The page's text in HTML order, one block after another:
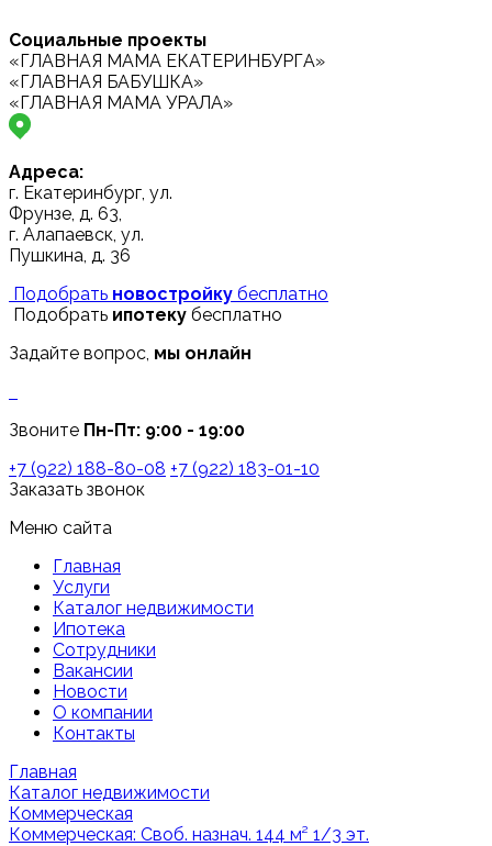
Социальные проекты
«ГЛАВНАЯ МАМА ЕКАТЕРИНБУРГА»
«ГЛАВНАЯ БАБУШКА»
«ГЛАВНАЯ МАМА УРАЛА»
Адреса:
г. Екатеринбург, ул.
Фрунзе, д. 63,
г. Алапаевск, ул.
Пушкина, д. 36
Подобрать новостройку бесплатно
Подобрать ипотеку бесплатно
Задайте вопрос, мы онлайн
Звоните Пн-Пт: 9:00 - 19:00
+7 (922) 188-80-08 +7 (922) 183-01-10
Заказать звонок
Меню сайта
Главная
Услуги
Каталог недвижимости
Ипотека
Сотрудники
Вакансии
Новости
О компании
Контакты
Главная
Каталог недвижимости
Коммерческая
Коммерческая: Своб. назнач. 144 м² 1/3 эт.